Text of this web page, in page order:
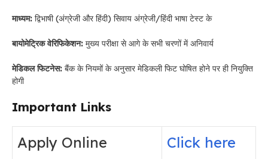
माध्यम: द्विभाषी (अंग्रेजी और हिंदी) सिवाय अंग्रेजी/हिंदी भाषा टेस्ट के
बायोमेट्रिक वेरिफिकेशन: मुख्य परीक्षा से आगे के सभी चरणों में अनिवार्य
मेडिकल फिटनेस: बैंक के नियमों के अनुसार मेडिकली फिट घोषित होने पर ही नियुक्ति
होगी
Important Links
Apply Online Click here